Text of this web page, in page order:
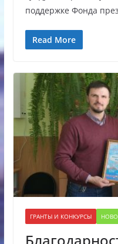
поддержке Фонда
Read More
ГРАНТЫ И КОНКУРСЫ